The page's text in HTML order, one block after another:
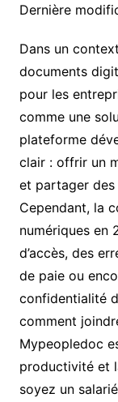
Dernière
Dans un
documents
pour les
comme une
plateforme
clair : offrir un
et partager des
Cependant, la
numériques en
d’accès, des
de paie ou
confidentialité
comment
Mypeopledoc
productivité et
soyez un